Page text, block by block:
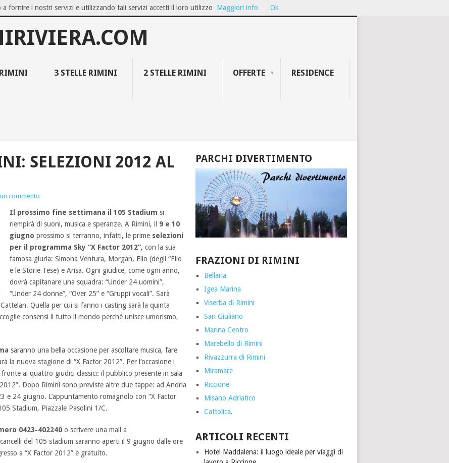
ON... GIUGNO A BELLARIA IGEA M... FAMILY RESORT COLLECTION... TEATRO GALLI DI RIMINI: ...
RIMINI 3 STELLE RIMINI 2 STELLE RIMINI OFFERTE RESIDENCE
SELEZIONI 2012 AL
commento
Il prossimo fine settimana il 105 Stadium si
riempirà di suoni, musica e speranze. A Rimini, il 9 e 10
giugno prossimo si terranno, infatti, le prime selezioni
per il programma Sky “X Factor 2012”, con la sua
famosa giuria: Simona Ventura, Morgan, Elio (degli “Elio
e le Storie Tese) e Arisa. Ogni giudice, come ogni anno,
dovrà capitanare una squadra: “Under 24 uomini”,
“Under 24 donne”, “Over 25” e “Gruppi vocali”. Sarà
Quella per cui si fanno i casting sarà la quinta
consensi il tutto il mondo perché unisce umorismo,
saranno una bella occasione per ascoltare musica, fare
la nuova stagione di “X Factor 2012”. Per l’occasione i
ai quattro giudici classici: il pubblico presente in sala
Dopo Rimini sono previste altre due tappe: ad Andria
24 giugno. L’appuntamento romagnolo con “X Factor
Stadium, Piazzale Pasolini 1/C.
0423-402240 o scrivere una mail a
del 105 stadium saranno aperti il 9 giugno dalle ore
a “X Factor 2012” è gratuito.
PARCHI DIVERTIMENTO
FRAZIONI DI RIMINI
Bellaria
Igea Marina
Viserba di Rimini
San Giuliano
Marina Centro
Marebello di Rimini
Rivazzurra di Rimini
Miramare
Riccione
Misano Adriatico
Cattolica.
ARTICOLI RECENTI
Hotel Maddalena: il luogo ideale per viaggi di
a fornire i nostri servizi e utilizzando tali servizi accetti il loro utilizzo Maggiori info Ok